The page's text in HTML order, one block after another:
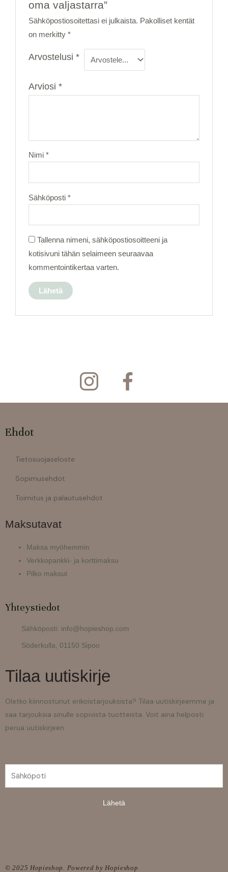
oma valjastarra”
Sähköpostiosoitettasi ei julkaista. Pakolliset kentät
on merkitty*
Arvostelusi*
Arviosi*
Nimi*
Sähköposti*
Tallenna nimeni, sähköpostiosoitteeni ja
kotisivuni tähän selaimeen seuraavaa
kommentointikertaa varten.
Ehdot
Tietosuojaseloste
Sopimusehdot
Toimitus ja palautusehdot
Maksutavat
Maksa myöhemmin
Verkkopankki- ja korttimaksu
Pilko maksut
Yhteystiedot
Sähköposti: info@hopieshop.com
Söderkulla, 01150 Sipoo
Tilaa uutiskirje
Oletko kiinnostunut erikoistarjouksista? Tilaa uutiskirjeemme ja
saa tarjouksia sinulle sopivista tuotteista. Voit aina helposti
perua uutiskirjeen.
Lähetä
© 2025 Hopieshop. Powered by Hopieshop